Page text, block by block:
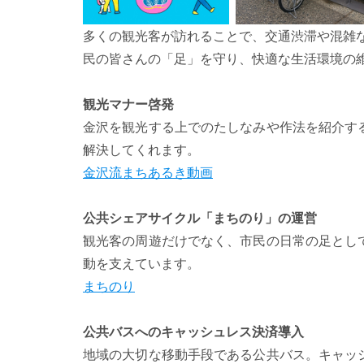
多くの観光客が訪れることで、交通渋滞や混
民の皆さんの「足」を守り、快適な生活環境
観光マナー啓発
金沢を観光する上でのたしなみや作法を紹介
解決してくれます。
金沢流まちあるき動画
公共シェアサイクル「まちのり」の運営
観光客の周遊だけでなく、市民の日常の足と
動を支えています。
まちのり
公共バスへのキャッシュレス決済導入
地域の大切な移動手段である公共バス。キャ